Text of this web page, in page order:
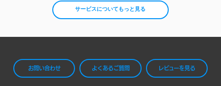
サービスについてもっと見る
お問い合わせ よくあるご質問 レビューを見る